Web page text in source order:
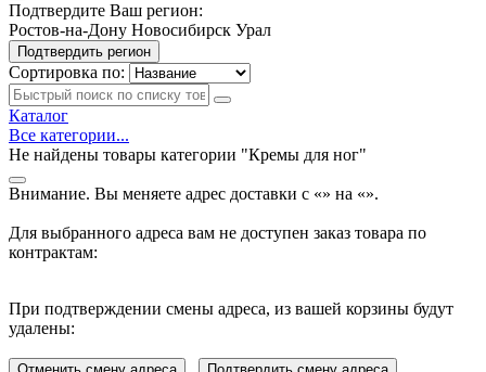
Подтвердите Ваш регион:
Ростов-на-Дону Новосибирск Урал
Подтвердить регион
Сортировка по:
Каталог
Все категории...
Не найдены товары категории "Кремы для ног"
Внимание. Вы меняете адрес доставки с «» на «».
Для выбранного адреса вам не доступен заказ товара по
контрактам:
При подтверждении смены адреса, из вашей корзины будут
удалены: